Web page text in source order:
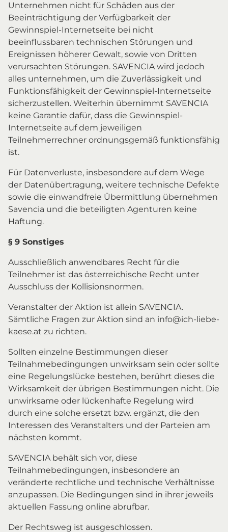
Unternehmen nicht für Schäden aus der
Beeinträchtigung der Verfügbarkeit der
Gewinnspiel-Internetseite bei nicht
beeinflussbaren technischen Störungen und
Ereignissen höherer Gewalt, sowie von Dritten
verursachten Störungen. SAVENCIA wird jedoch
alles unternehmen, um die Zuverlässigkeit und
Funktionsfähigkeit der Gewinnspiel-Internetseite
sicherzustellen. Weiterhin übernimmt SAVENCIA
keine Garantie dafür, dass die Gewinnspiel-
Internetseite auf dem jeweiligen
Teilnehmerrechner ordnungsgemäß funktionsfähig
ist.
Für Datenverluste, insbesondere auf dem Wege
der Datenübertragung, weitere technische Defekte
sowie die einwandfreie Übermittlung übernehmen
Savencia und die beteiligten Agenturen keine
Haftung.
§ 9 Sonstiges
Ausschließlich anwendbares Recht für die
Teilnehmer ist das österreichische Recht unter
Ausschluss der Kollisionsnormen.
Veranstalter der Aktion ist allein SAVENCIA.
Sämtliche Fragen zur Aktion sind an info@ich-liebe-
kaese.at zu richten.
Sollten einzelne Bestimmungen dieser
Teilnahmebedingungen unwirksam sein oder sollte
eine Regelungslücke bestehen, berührt dieses die
Wirksamkeit der übrigen Bestimmungen nicht. Die
unwirksame oder lückenhafte Regelung wird
durch eine solche ersetzt bzw. ergänzt, die den
Interessen des Veranstalters und der Parteien am
nächsten kommt.
SAVENCIA behält sich vor, diese
Teilnahmebedingungen, insbesondere an
veränderte rechtliche und technische Verhältnisse
anzupassen. Die Bedingungen sind in ihrer jeweils
aktuellen Fassung online abrufbar.
Der Rechtsweg ist ausgeschlossen.